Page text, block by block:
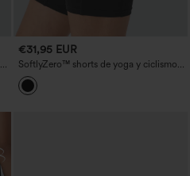
€31,95 EUR
SoftlyZero™ shorts de yoga y ciclismo
de cintura alta con doble bolsillo 7''-
UPF50+